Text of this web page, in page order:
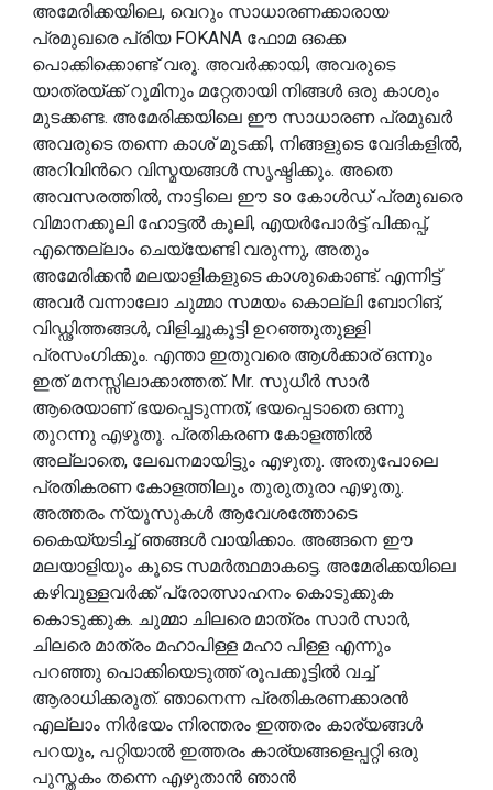
അമേരിക്കയിലെ, വെറും സാധാരണക്കാരായ
പ്രമുഖരെ പ്രിയ FOKANA ഫോമ ഒക്കെ
പൊക്കിക്കൊണ്ട് വരൂ. അവർക്കായി, അവരുടെ
യാത്രയ്ക്ക് റൂമിനും മറ്റേതായി നിങ്ങൾ ഒരു കാശും
മുടക്കണ്ട. അമേരിക്കയിലെ ഈ സാധാരണ പ്രമുഖർ
അവരുടെ തന്നെ കാശ് മുടക്കി, നിങ്ങളുടെ വേദികളിൽ,
അറിവിൻറെ വിസ്മയങ്ങൾ സൃഷ്ടിക്കും. അതെ
അവസരത്തിൽ, നാട്ടിലെ ഈ so കോൾഡ് പ്രമുഖരെ
വിമാനക്കൂലി ഹോട്ടൽ കൂലി, എയർപോർട്ട് പിക്കപ്പ്,
എന്തെല്ലാം ചെയ്യേണ്ടി വരുന്നു, അതും
അമേരിക്കൻ മലയാളികളുടെ കാശുകൊണ്ട്. എന്നിട്ട്
അവർ വന്നാലോ ചുമ്മാ സമയം കൊല്ലി ബോറിങ്,
വിഡ്ഢിത്തങ്ങൾ, വിളിച്ചുകൂട്ടി ഉറഞ്ഞുതുള്ളി
പ്രസംഗിക്കും. എന്താ ഇതുവരെ ആൾക്കാര് ഒന്നും
ഇത് മനസ്സിലാക്കാത്തത്. Mr. സുധീർ സാർ
ആരെയാണ് ഭയപ്പെടുന്നത്, ഭയപ്പെടാതെ ഒന്നു
തുറന്നു എഴുതൂ. പ്രതികരണ കോളത്തിൽ
അല്ലാതെ, ലേഖനമായിട്ടും എഴുതൂ. അതുപോലെ
പ്രതികരണ കോളത്തിലും തുരുതുരാ എഴുതു.
അത്തരം ന്യൂസുകൾ ആവേശത്തോടെ
കൈയ്യടിച്ച് ഞങ്ങൾ വായിക്കാം. അങ്ങനെ ഈ
മലയാളിയും കൂടെ സമർത്ഥമാകട്ടെ. അമേരിക്കയിലെ
കഴിവുള്ളവർക്ക് പ്രോത്സാഹനം കൊടുക്കുക
കൊടുക്കുക. ചുമ്മാ ചിലരെ മാത്രം സാർ സാർ,
ചിലരെ മാത്രം മഹാപിള്ള മഹാ പിള്ള എന്നും
പറഞ്ഞു പൊക്കിയെടുത്ത് രൂപക്കൂട്ടിൽ വച്ച്
ആരാധിക്കരുത്. ഞാനെന്ന പ്രതികരണക്കാരൻ
എല്ലാം നിർഭയം നിരന്തരം ഇത്തരം കാര്യങ്ങൾ
പറയും, പറ്റിയാൽ ഇത്തരം കാര്യങ്ങളെപ്പറ്റി ഒരു
പുസ്തകം തന്നെ എഴുതാൻ ഞാൻ